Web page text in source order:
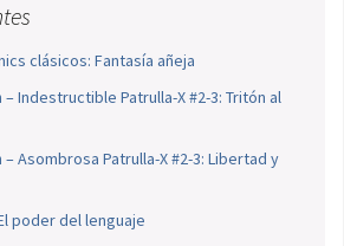
clásicos: Fantasía añeja
– Indestructible Patrulla-X #2-3: Tritón al
– Asombrosa Patrulla-X #2-3: Libertad y
poder del lenguaje